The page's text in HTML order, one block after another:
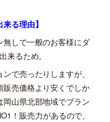
来る理由】
しで一般のお客様にダ
来るため。
で売ったりしますが、
売価格より安くでしか
山県北部地域でブラン
！販売力があるので、